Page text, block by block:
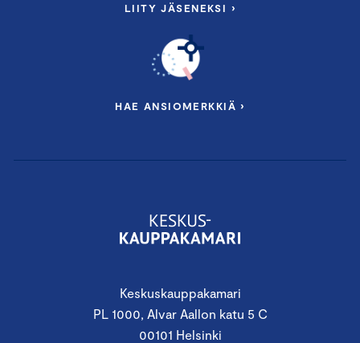
Keskuskauppakamari
PL 1000, Alvar Aallon katu 5 C
00101 Helsinki
LIITY JÄSENEKSI ›
HAE ANSIOMERKKIÄ ›